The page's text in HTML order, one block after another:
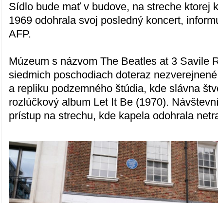
Sídlo bude mať v budove, na streche ktorej
1969 odohrala svoj posledný koncert,
AFP.
Múzeum s názvom The Beatles at 3 Savile
siedmich poschodiach doteraz
a repliku podzemného štúdia, kde slávna
rozlúčkový album Let It Be (1970).
prístup na strechu, kde kapela odohrala